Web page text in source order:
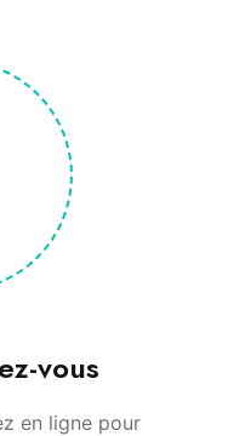
vous
en ligne pour